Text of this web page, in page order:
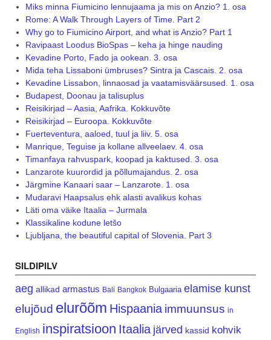
Miks minna Fiumicino lennujaama ja mis on Anzio? 1. osa
Rome: A Walk Through Layers of Time. Part 2
Why go to Fiumicino Airport, and what is Anzio? Part 1
Ravipaast Loodus BioSpas – keha ja hinge nauding
Kevadine Porto, Fado ja ookean. 3. osa
Mida teha Lissaboni ümbruses? Sintra ja Cascais. 2. osa
Kevadine Lissabon, linnaosad ja vaatamisväärsused. 1. osa
Budapest, Doonau ja talisuplus
Reisikirjad – Aasia, Aafrika. Kokkuvõte
Reisikirjad – Euroopa. Kokkuvõte
Fuerteventura, aaloed, tuul ja liiv. 5. osa
Manrique, Teguise ja kollane allveelaev. 4. osa
Timanfaya rahvuspark, koopad ja kaktused. 3. osa
Lanzarote kuurordid ja põllumajandus. 2. osa
Järgmine Kanaari saar – Lanzarote. 1. osa
Mudaravi Haapsalus ehk alasti avalikus kohas
Läti oma väike Itaalia – Jurmala
Klassikaline kodune letšo
Ljubljana, the beautiful capital of Slovenia. Part 3
SILDIPILV
aeg allikad armastus Bali Bangkok Bulgaaria elamise kunst
elujõud elurõõm Hispaania immuunsus in
English inspiratsioon Itaalia järved kassid kohvik